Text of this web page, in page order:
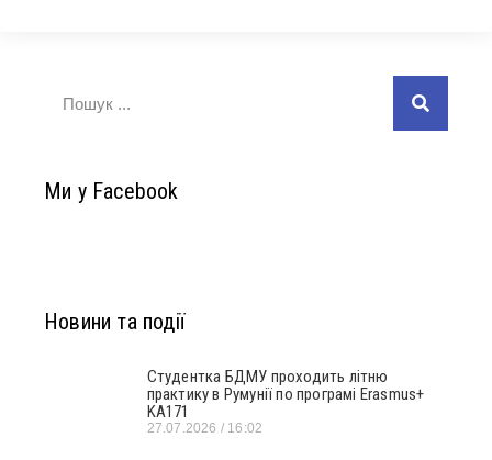
Ми у Facebook
Новини та події
Студентка БДМУ проходить літню
практику в Румунії по програмі Erasmus+
KA171
27.07.2026 16:02